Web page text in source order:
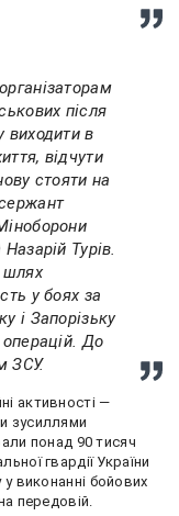
після
виходити в
відчути
стояти на
Турів.
шлях
у боях за
і Запорізьку
операцій. До
ЗСУ.
активності —
зусиллями
понад 90 тисяч
гвардії України
виконанні бойових
передовій.